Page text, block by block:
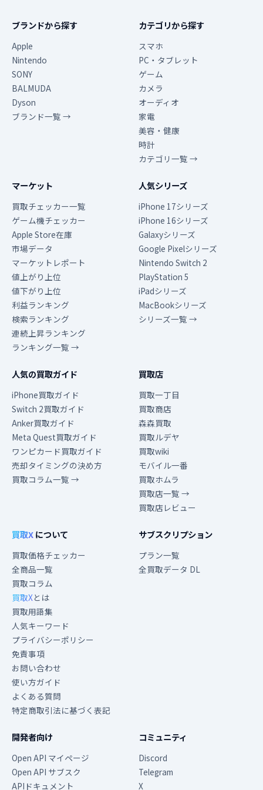
ブランドから探す
Apple
Nintendo
SONY
BALMUDA
Dyson
ブランド一覧 →
カテゴリから探す
スマホ
PC・タブレット
ゲーム
カメラ
オーディオ
家電
美容・健康
時計
カテゴリ一覧 →
マーケット
買取チェッカー一覧
ゲーム機チェッカー
Apple Store在庫
市場データ
マーケットレポート
値上がり上位
値下がり上位
利益ランキング
検索ランキング
連続上昇ランキング
ランキング一覧 →
人気シリーズ
iPhone 17シリーズ
iPhone 16シリーズ
Galaxyシリーズ
Google Pixelシリーズ
Nintendo Switch 2
PlayStation 5
iPadシリーズ
MacBookシリーズ
シリーズ一覧 →
人気の買取ガイド
iPhone買取ガイド
Switch 2買取ガイド
Anker買取ガイド
Meta Quest買取ガイド
ワンピカード買取ガイド
売却タイミングの決め方
買取コラム一覧 →
買取店
買取一丁目
買取商店
森森買取
買取ルデヤ
買取wiki
モバイル一番
買取ホムラ
買取店一覧 →
買取店レビュー
買取Xについて
買取価格チェッカー
全商品一覧
買取コラム
買取Xとは
買取用語集
人気キーワード
プライバシーポリシー
免責事項
お問い合わせ
使い方ガイド
よくある質問
特定商取引法に基づく表記
サブスクリプション
プラン一覧
全買取データ DL
開発者向け
Open API マイページ
Open API サブスク
APIドキュメント
コミュニティ
Discord
Telegram
X